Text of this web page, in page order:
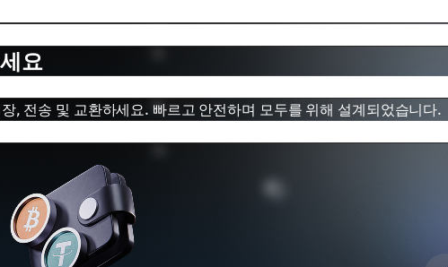
요
, 전송 및 교환하세요. 빠르고 안전하며 모두를 위해 설계되었습니다.